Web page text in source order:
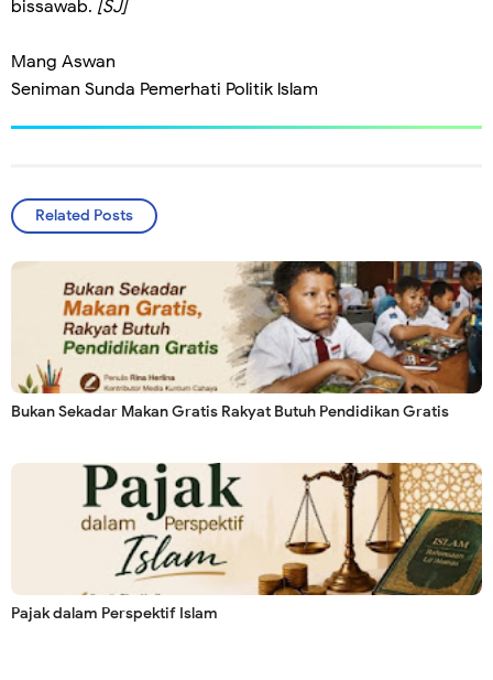
bissawab. [SJ]
Mang Aswan
Seniman Sunda Pemerhati Politik lslam
Related Posts
Bukan Sekadar Makan Gratis Rakyat Butuh Pendidikan Gratis
Pajak dalam Perspektif Islam